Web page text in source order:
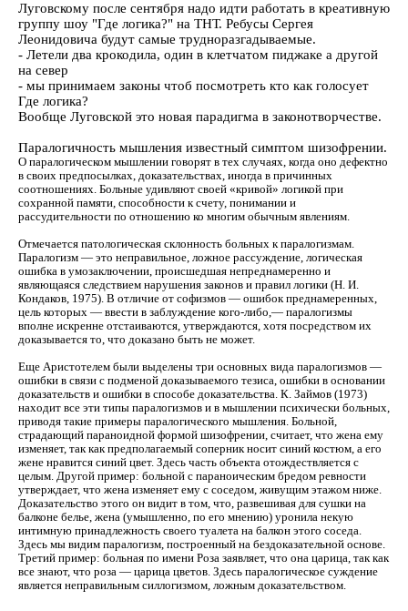
Луговскому после сентября надо идти работать в креативную
группу шоу "Где логика?" на ТНТ. Ребусы Сергея
Леонидовича будут самые трудноразгадываемые.
- Летели два крокодила, один в клетчатом пиджаке а другой
на север
- мы принимаем законы чтоб посмотреть кто как голосует
Где логика?
Вообще Луговской это новая парадигма в законотворчестве.
Паралогичность мышления известный симптом шизофрении.
О паралогическом мышлении говорят в тех случаях, когда оно дефектно
в своих предпосылках, доказательствах, иногда в причинных
соотношениях. Больные удивляют своей «кривой» логикой при
сохранной памяти, способности к счету, понимании и
рассудительности по отношению ко многим обычным явлениям.
Отмечается патологическая склонность больных к паралогизмам.
Паралогизм — это неправильное, ложное рассуждение, логическая
ошибка в умозаключении, происшедшая непреднамеренно и
являющаяся следствием нарушения законов и правил логики (Н. И.
Кондаков, 1975). В отличие от софизмов — ошибок преднамеренных,
цель которых — ввести в заблуждение кого-либо,— паралогизмы
вполне искренне отстаиваются, утверждаются, хотя посредством их
доказывается то, что доказано быть не может.
Еще Аристотелем были выделены три основных вида паралогизмов —
ошибки в связи с подменой доказываемого тезиса, ошибки в основании
доказательств и ошибки в способе доказательства. К. Займов (1973)
находит все эти типы паралогизмов и в мышлении психически больных,
приводя такие примеры паралогического мышления. Больной,
страдающий параноидной формой шизофрении, считает, что жена ему
изменяет, так как предполагаемый соперник носит синий костюм, а его
жене нравится синий цвет. Здесь часть объекта отождествляется с
целым. Другой пример: больной с параноическим бредом ревности
утверждает, что жена изменяет ему с соседом, живущим этажом ниже.
Доказательство этого он видит в том, что, развешивая для сушки на
балконе белье, жена (умышленно, по его мнению) уронила некую
интимную принадлежность своего туалета на балкон этого соседа.
Здесь мы видим паралогизм, построенный на бездоказательной основе.
Третий пример: больная по имени Роза заявляет, что она царица, так как
все знают, что роза — царица цветов. Здесь паралогическое суждение
является неправильным силлогизмом, ложным доказательством.